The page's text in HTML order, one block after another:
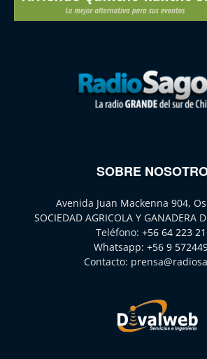
SOBRE
Avenida Juan Mackenna 904,
SOCIEDAD AGRICOLA Y GANADERA
Teléfono: +56 64 223
Whatsapp: +56 9
Contacto: